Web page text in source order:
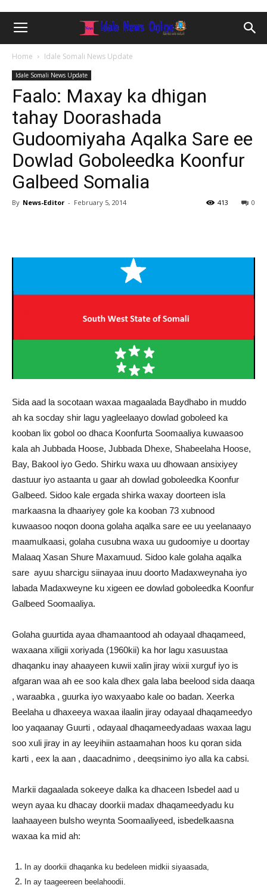
Home Idale Somali News Update
Idale Somali News Update
Faalo: Maxay ka dhigan
tahay Doorashada
Gudoomiyaha Aqalka Sare ee
Dowlad Goboleedka Koonfur
Galbeed Somalia
By News-Editor - February 5, 2014 0
413
Sida aad la socotaan waxaa magaalada Baydhabo in muddo
ah ka socday shir lagu yagleelaayo dowlad goboleed ka
kooban lix gobol oo dhaca Koonfurta Soomaaliya kuwaasoo
kala ah Jubbada Hoose, Jubbada Dhexe, Shabeelaha Hoose,
Bay, Bakool iyo Gedo. Shirku waxa uu dhowaan ansixiyey
dastuur iyo astaanta u gaar ah dowlad goboleedka Koonfur
Galbeed. Sidoo kale ergada shirka waxay doorteen isla
markaasna la dhaariyey gole ka kooban 73 xubnood
kuwaasoo noqon doona golaha aqalka sare ee uu yeelanaayo
maamulkaasi, golaha cusubna waxa uu gudoomiye u doortay
Malaaq Xasan Shure Maxamuud. Sidoo kale golaha aqalka
sare ayuu sharcigu siinayaa inuu doorto Madaxweynaha iyo
labada Madaxweyne ku xigeen ee dowlad goboleedka Koonfur
Galbeed Soomaaliya.
Golaha guurtida ayaa dhamaantood ah odayaal dhaqameed,
waxaana xiligii xoriyada (1960kii) ka hor lagu xasuustaa
dhaqanku inay ahaayeen kuwii xalin jiray wixii xurguf iyo is
afgaran waa ah ee soo kala dhex gala laba beelood sida daaqa
, waraabka , guurka iyo waxyaabo kale oo badan. Xeerka
Beelaha u dhaxeeya waxaa ilaalin jiray odayaal dhaqameedyo
loo yaqaanay Guurti , odayaal dhaqameedyadaas waxaa lagu
soo xuli jiray in ay leeyihiin astaamahan hoos ku qoran sida
karti , eex la aan , daacadnimo , deeqsinimo iyo alla ka cabsi.
Markii dagaalada sokeeye dalka ka dhaceen Isbedel aad u
weyn ayaa ku dhacay doorkii madax dhaqameedyadu ku
laahaayeen bulsho weynta Soomaaliyeed, isbedelkaasna
waxaa ka mid ah:
In ay doorkii dhaqanka ku bedeleen midkii siyaasada,
In ay taageereen beelahoodii.